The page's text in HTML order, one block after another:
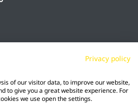
Privacy policy
of our visitor data, to improve our website,
to give you a great website experience. For
we use open the settings.